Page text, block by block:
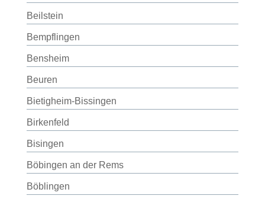
Beilstein
Bempflingen
Bensheim
Beuren
Bietigheim-Bissingen
Birkenfeld
Bisingen
Böbingen an der Rems
Böblingen